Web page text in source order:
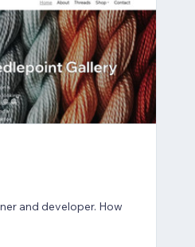
developer. How